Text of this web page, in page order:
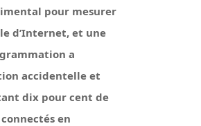
pour mesurer
d’Internet, et une
a
accidentelle et
dix pour cent de
en